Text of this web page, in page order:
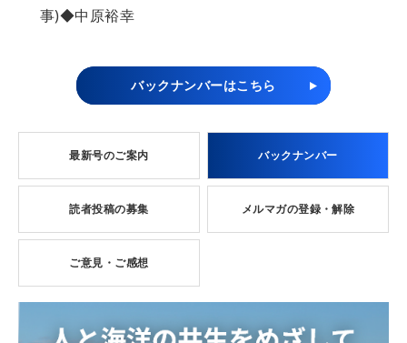
事)◆中原裕幸
バックナンバーはこちら
最新号のご案内 バックナンバー
読者投稿の募集 メルマガの登録・解除
ご意見・ご感想